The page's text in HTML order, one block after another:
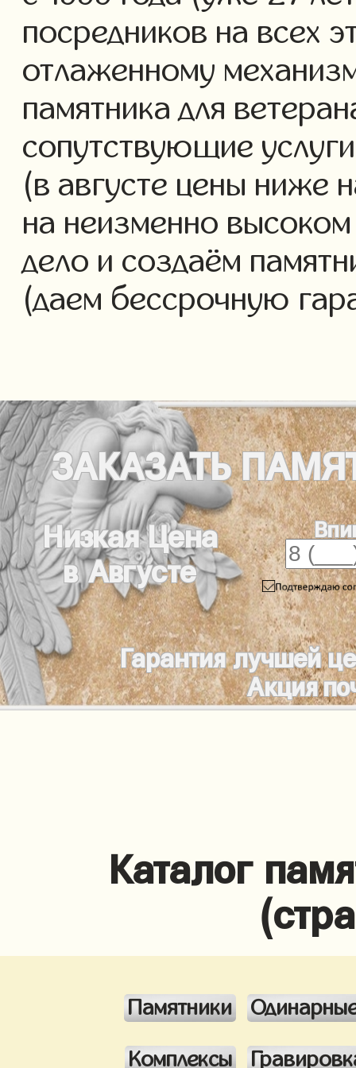
посредников на всех
отлаженному
памятника для
сопутствующие
(в августе цены ниже
на неизменно
дело и создаём
(даем бессрочную
ЗАКАЗАТЬ
Низкая Цена
в Августе
Гарантия лучшей
Акция
Каталог
Памятники
Комплексы